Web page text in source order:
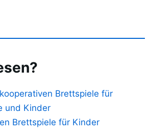
Brettspiele für
und Kinder
Brettspiele für Kinder